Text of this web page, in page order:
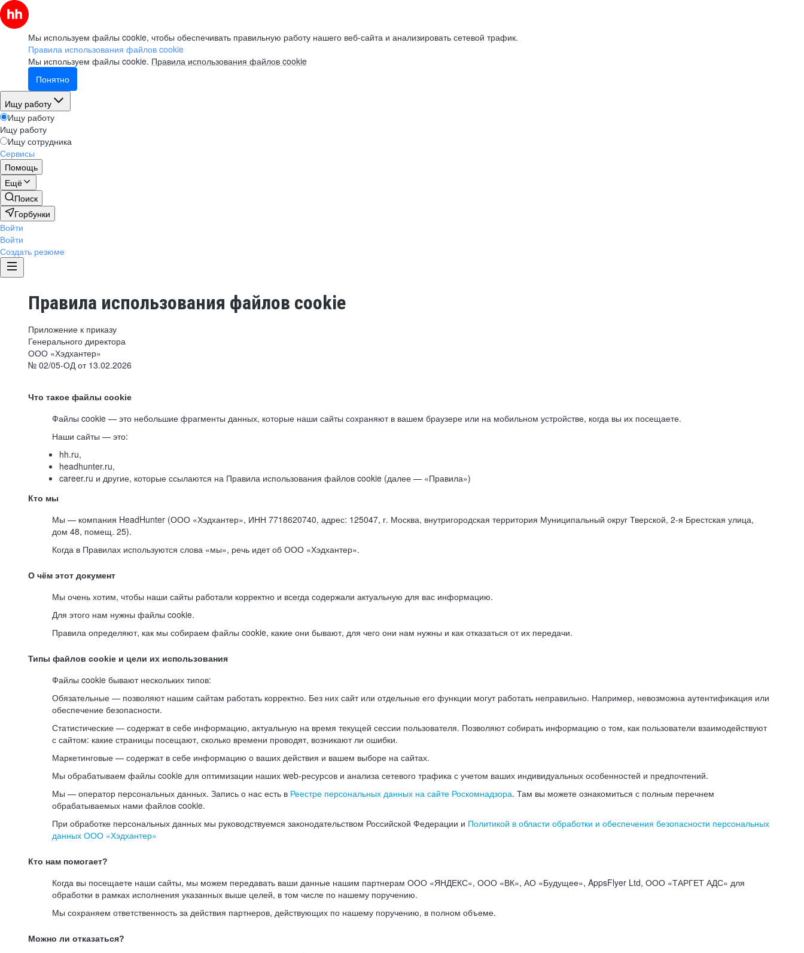
Мы используем файлы cookie, чтобы обеспечивать правильную работу нашего веб-сайта и анализировать сетевой трафик.
Правила использования файлов cookie
Мы используем файлы cookie. Правила использования файлов cookie
Понятно
Ищу работу
Ищу работу
Ищу работу
Ищу сотрудника
Сервисы
Помощь
Ещё
Поиск
Горбунки
Войти
Войти
Создать резюме
Правила использования файлов cookie
Приложение к приказу
Генерального директора
ООО «Хэдхантер»
№ 02/05-ОД от 13.02.2026
Что такое файлы cookie
Файлы cookie — это небольшие фрагменты данных, которые наши сайты сохраняют в вашем браузере или на мобильном устройстве, когда вы их посещаете.
Наши сайты — это:
hh.ru,
headhunter.ru,
career.ru и другие, которые ссылаются на Правила использования файлов cookie (далее — «Правила»)
Кто мы
Мы — компания HeadHunter (ООО «Хэдхантер», ИНН 7718620740, адрес: 125047, г. Москва, внутригородская территория Муниципальный округ Тверской, 2-я Брестская улица,
дом 48, помещ. 25).
Когда в Правилах используются слова «мы», речь идет об ООО «Хэдхантер».
О чём этот документ
Мы очень хотим, чтобы наши сайты работали корректно и всегда содержали актуальную для вас информацию.
Для этого нам нужны файлы cookie.
Правила определяют, как мы собираем файлы cookie, какие они бывают, для чего они нам нужны и как отказаться от их передачи.
Типы файлов cookie и цели их использования
Файлы cookie бывают нескольких типов:
Обязательные — позволяют нашим сайтам работать корректно. Без них сайт или отдельные его функции могут работать неправильно. Например, невозможна аутентификация или
обеспечение безопасности.
Статистические — содержат в себе информацию, актуальную на время текущей сессии пользователя. Позволяют собирать информацию о том, как пользователи взаимодействуют
с сайтом: какие страницы посещают, сколько времени проводят, возникают ли ошибки.
Маркетинговые — содержат в себе информацию о ваших действия и вашем выборе на сайтах.
Мы обрабатываем файлы cookie для оптимизации наших web-ресурсов и анализа сетевого трафика с учетом ваших индивидуальных особенностей и предпочтений.
Мы — оператор персональных данных. Запись о нас есть в Реестре персональных данных на сайте Роскомнадзора. Там вы можете ознакомиться с полным перечнем
обрабатываемых нами файлов cookie.
При обработке персональных данных мы руководствуемся законодательством Российской Федерации и Политикой в области обработки и обеспечения безопасности персональных
данных ООО «Хэдхантер»
Кто нам помогает?
Когда вы посещаете наши сайты, мы можем передавать ваши данные нашим партнерам ООО «ЯНДЕКС», ООО «ВК», АО «Будущее», AppsFlyer Ltd, ООО «ТАРГЕТ АДС» для
обработки в рамках исполнения указанных выше целей, в том числе по нашему поручению.
Мы сохраняем ответственность за действия партнеров, действующих по нашему поручению, в полном объеме.
Можно ли отказаться?